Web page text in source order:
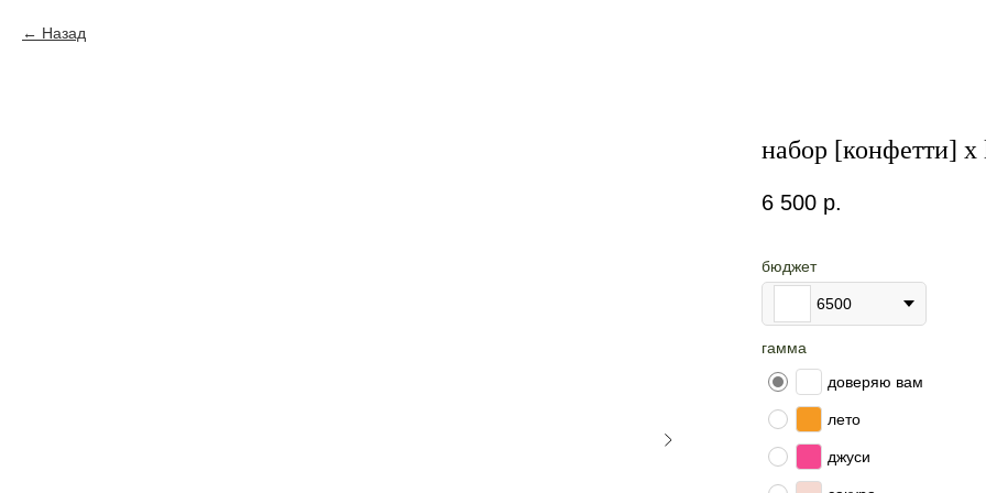
Назад
набор [конфетти]
6 500 р.
бюджет
6500
гамма
доверяю вам
лето
джуси